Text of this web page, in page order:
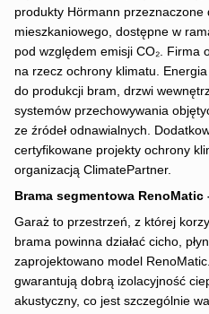
produkty Hörmann przeznaczone
mieszkaniowego, dostępne w
pod względem emisji CO₂. Firma
na rzecz ochrony klimatu.
do produkcji bram, drzwi
systemów przechowywania
ze źródeł odnawialnych.
certyfikowane projekty ochrony
organizacją ClimatePartner.
Brama segmentowa
Garaż to przestrzeń, z której
brama powinna działać cicho,
zaprojektowano model
gwarantują dobrą izolacyjność
akustyczny, co jest szczególnie